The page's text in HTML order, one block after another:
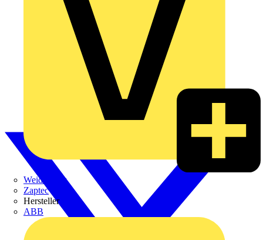
Weidmüller
Zaptec
Hersteller
ABB